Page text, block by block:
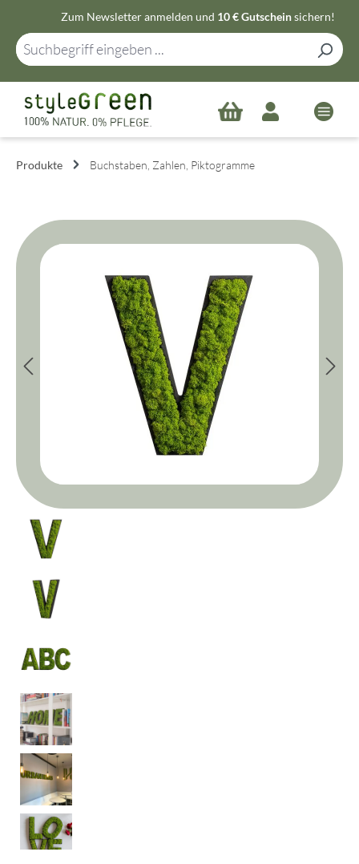
Zum Hauptinhalt springen
Zum Newsletter anmelden und 10 € Gutscheinsichern!
Produkte Buchstaben, Zahlen, Piktogramme
Bildergalerie überspringen